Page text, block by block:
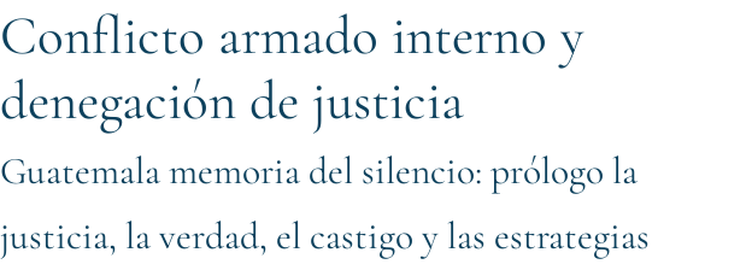
Conflicto armado interno y
denegación de justicia
Guatemala memoria del silencio: prólogo la
justicia, la verdad, el castigo y las estrategias
y
de
cantidad